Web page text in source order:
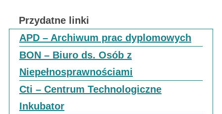
Przydatne linki
APD – Archiwum prac dyplomowych
BON – Biuro ds. Osób z
Niepełnosprawnościami
Cti – Centrum Technologiczne
Inkubator